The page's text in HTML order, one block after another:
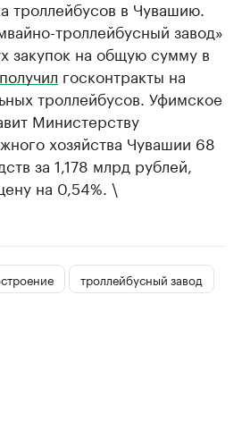
троллейбусов в Чувашию.
троллейбусный завод»
закупок на общую сумму в
получил госконтракты на
троллейбусов. Уфимское
Министерству
хозяйства Чувашии 68
за 1,178 млрд рублей,
на 0,54%. \
троллейбусный завод